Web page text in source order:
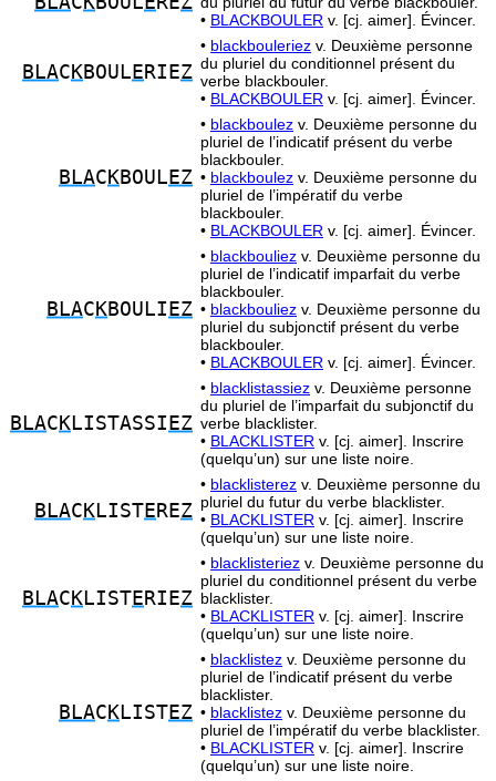
• BLACKBOULER v. [cj. aimer]. Évincer.
BLAC KBOUL E RIEZ
• blackbouleriez v. Deuxième personne
du pluriel du conditionnel présent du
verbe blackbouler.
• BLACKBOULER v. [cj. aimer]. Évincer.
BLAC KBOUL EZ
• blackboulez v. Deuxième personne du
pluriel de l’indicatif présent du verbe
blackbouler.
• blackboulez v. Deuxième personne du
pluriel de l’impératif du verbe
blackbouler.
• BLACKBOULER v. [cj. aimer]. Évincer.
BLAC KBOULI EZ
• blackbouliez v. Deuxième personne du
pluriel de l’indicatif imparfait du verbe
blackbouler.
• blackbouliez v. Deuxième personne du
pluriel du subjonctif présent du verbe
blackbouler.
• BLACKBOULER v. [cj. aimer]. Évincer.
BLAC KLISTASSI EZ
• blacklistassiez v. Deuxième personne
du pluriel de l’imparfait du subjonctif du
verbe blacklister.
• BLACKLISTER v. [cj. aimer]. Inscrire
(quelqu’un) sur une liste noire.
BLAC KLISTE REZ
• blacklisterez v. Deuxième personne du
pluriel du futur du verbe blacklister.
• BLACKLISTER v. [cj. aimer]. Inscrire
(quelqu’un) sur une liste noire.
BLAC KLISTE RIEZ
• blacklisteriez v. Deuxième personne du
pluriel du conditionnel présent du verbe
blacklister.
• BLACKLISTER v. [cj. aimer]. Inscrire
(quelqu’un) sur une liste noire.
BLAC KLISTEZ
• blacklistez v. Deuxième personne du
pluriel de l’indicatif présent du verbe
blacklister.
• blacklistez v. Deuxième personne du
pluriel de l’impératif du verbe blacklister.
• BLACKLISTER v. [cj. aimer]. Inscrire
(quelqu’un) sur une liste noire.